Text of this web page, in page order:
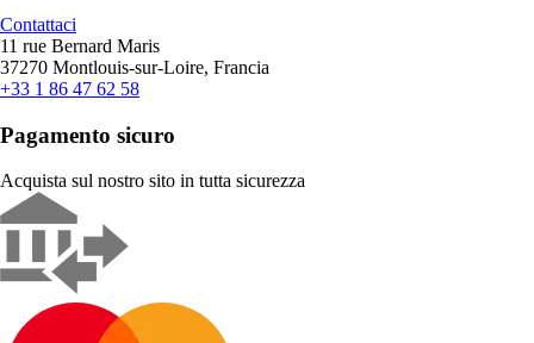
Contattaci
11 rue Bernard Maris
37270 Montlouis-sur-Loire, Francia
+33 1 86 47 62 58
Pagamento sicuro
Acquista sul nostro sito in tutta sicurezza